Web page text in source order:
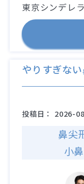
東京シンデレ
やりすぎな
投稿日： 2026-
鼻尖
小